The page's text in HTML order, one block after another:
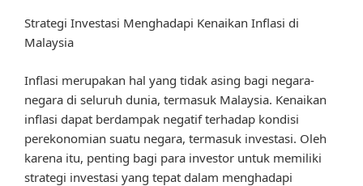
Strategi Investasi Menghadapi Kenaikan Inflasi di
Malaysia
Inflasi merupakan hal yang tidak asing bagi negara-
negara di seluruh dunia, termasuk Malaysia. Kenaikan
inflasi dapat berdampak negatif terhadap kondisi
perekonomian suatu negara, termasuk investasi. Oleh
karena itu, penting bagi para investor untuk memiliki
strategi investasi yang tepat dalam menghadapi